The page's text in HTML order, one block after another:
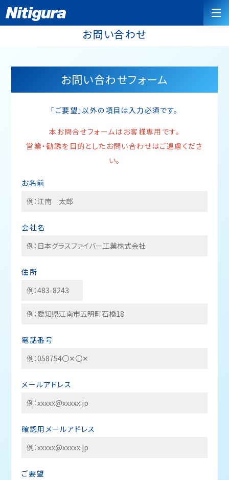
お問い合わせ
お問い合わせフォーム
「ご要望」以外の項目は入力必須です。
本お問合せフォームはお客様専用です。
営業・勧誘を目的としたお問い合わせはご遠慮くださ
い。
お名前
会社名
住所
電話番号
メールアドレス
確認用メールアドレス
ご要望